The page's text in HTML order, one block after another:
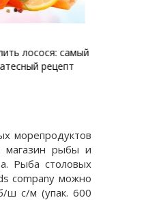
лосося: самый
рецепт
морепродуктов
магазин рыбы и
Рыба столовых
company можно
ш с/м (упак. 600